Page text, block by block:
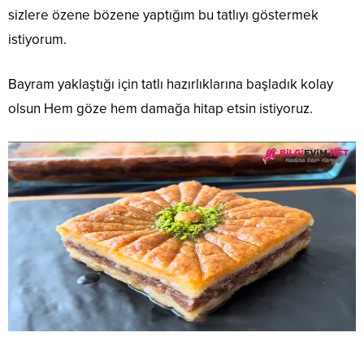
sizlere özene bözene yaptığım bu tatlıyı göstermek
istiyorum.
Bayram yaklaştığı için tatlı hazırlıklarına başladık kolay
olsun Hem göze hem damağa hitap etsin istiyoruz.